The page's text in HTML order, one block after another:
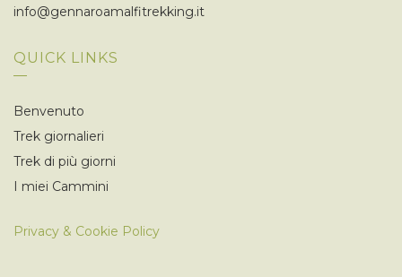
info@gennaroamalfitrekking.it
QUICK LINKS
Benvenuto
Trek giornalieri
Trek di più giorni
I miei Cammini
Privacy & Cookie Policy